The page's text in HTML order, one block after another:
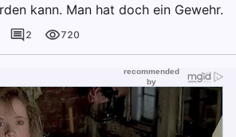
kann. Man hat doch ein Gewehr.
2 720